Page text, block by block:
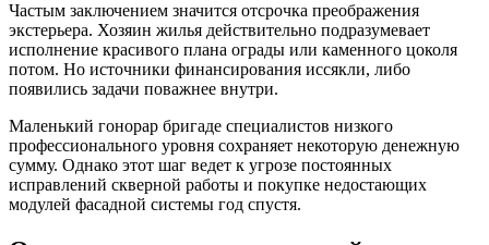
Частым заключением значится отсрочка преображения
экстерьера. Хозяин жилья действительно подразумевает
исполнение красивого плана ограды или каменного цоколя
потом. Но источники финансирования иссякли, либо
появились задачи поважнее внутри.
Маленький гонорар бригаде специалистов низкого
профессионального уровня сохраняет некоторую денежную
сумму. Однако этот шаг ведет к угрозе постоянных
исправлений скверной работы и покупке недостающих
модулей фасадной системы год спустя.